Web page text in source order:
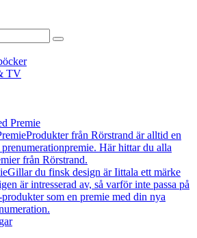
TV
Premie
Produkter från Rörstrand är alltid en
Här hittar du alla
från Rörstrand.
Gillar du finsk design är Iittala ett märke
är intresserad av, så varför inte passa på
som en premie med din nya